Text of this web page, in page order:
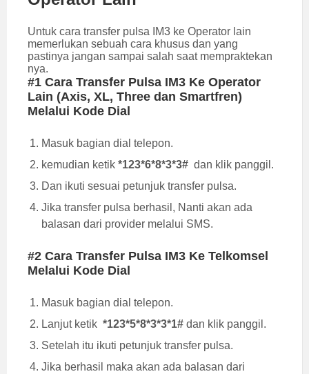
Untuk cara transfer pulsa IM3 ke Operator lain
memerlukan sebuah cara khusus dan yang
pastinya jangan sampai salah saat mempraktekan
nya.
#1 Cara Transfer Pulsa IM3 Ke Operator
Lain (Axis, XL, Three dan Smartfren)
Melalui Kode Dial
Masuk bagian dial telepon.
kemudian ketik *123*6*8*3*3# dan klik panggil.
Dan ikuti sesuai petunjuk transfer pulsa.
Jika transfer pulsa berhasil, Nanti akan ada
balasan dari provider melalui SMS.
#2 Cara Transfer Pulsa IM3 Ke Telkomsel
Melalui Kode Dial
Masuk bagian dial telepon.
Lanjut ketik *123*5*8*3*3*1# dan klik panggil.
Setelah itu ikuti petunjuk transfer pulsa.
Jika berhasil maka akan ada balasan dari